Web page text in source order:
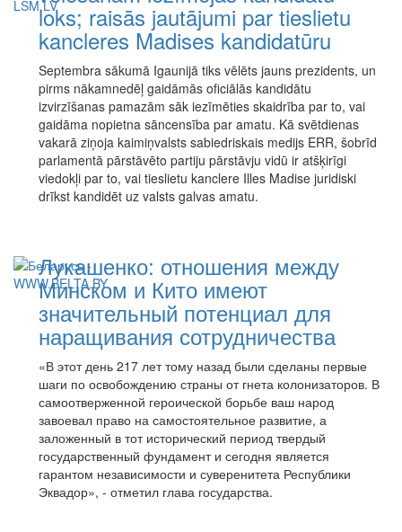
loks; raisās jautājumi par tieslietu
kancleres Madises kandidatūru
Septembra sākumā Igaunijā tiks vēlēts jauns prezidents, un
pirms nākamnedēļ gaidāmās oficiālās kandidātu
izvirzīšanas pamazām sāk iezīmēties skaidrība par to, vai
gaidāma nopietna sāncensība par amatu. Kā svētdienas
vakarā ziņoja kaimiņvalsts sabiedriskais medijs ERR, šobrīd
parlamentā pārstāvēto partiju pārstāvju vidū ir atšķirīgi
viedokļi par to, vai tieslietu kanclere Illes Madise juridiski
drīkst kandidēt uz valsts galvas amatu.
Лукашенко: отношения между
Минском и Кито имеют
значительный потенциал для
наращивания сотрудничества
«В этот день 217 лет тому назад были сделаны первые
шаги по освобождению страны от гнета колонизаторов. В
самоотверженной героической борьбе ваш народ
завоевал право на самостоятельное развитие, а
заложенный в тот исторический период твердый
государственный фундамент и сегодня является
гарантом независимости и суверенитета Республики
Эквадор», - отметил глава государства.